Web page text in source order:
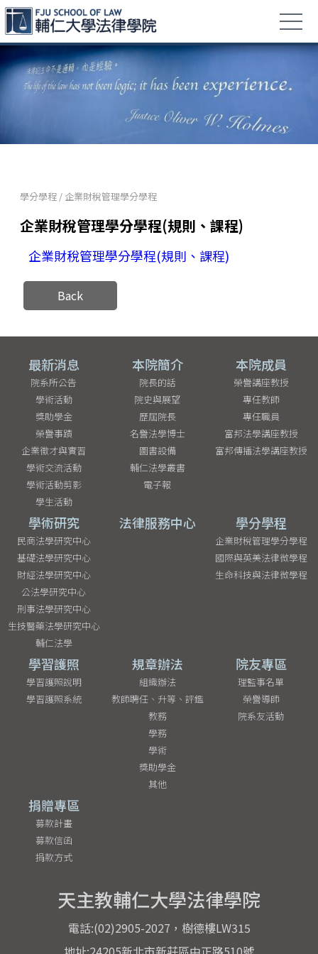
學分學程 / 企業財稅管理學分學程
企業財稅管理學分學程(規則、課程)
企業財稅管理學分學程(規則、課程)
Back
最新消息
院系所公告
學術活動
獎助學金
榮譽事蹟
企業徵才與實習
學術交流活動
學術活動剪影
學生活動
本院簡介
院長的話
院史與展望
歷屆院長
名譽法學博士
圖書設備
輔仁法學叢書
電子報
本院成員
榮譽講座教授
專任教師
專任職員
富邦法學講座教授
富邦傳播法學講座教授
學術研究
民商法學研究中心
基礎法學研究中心
財經法學研究中心
公法學研究中心
刑事法學研究中心
生技醫藥法學研究中心
輔仁法學
法律服務中心 學分學程
企業財稅管理學分學程
國際與英美法律微學程
生命科技與法律微學程
學習護照
學習護照說明
學習護照系統
規章辦法
組織辦法
教師聘任、升等、評鑑
教務
學務
學術
獎助學金
其他
院友專區
理監事名單
榮譽導師
院系友活動
捐贈專區
募款計畫
募款信函
捐款方式
天主教輔仁大學法律學院
電話:(02)2905-2027，樹德樓LW315